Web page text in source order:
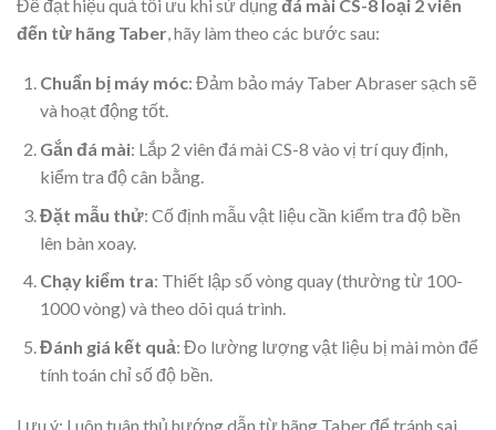
Để đạt hiệu quả tối ưu khi sử dụngđá mài CS-8 loại 2 viên
đến từ hãng Taber , hãy làm theo các bước sau:
Chuẩn bị máy móc: Đảm bảo máy Taber Abraser sạch sẽ
và hoạt động tốt.
Gắn đá mài: Lắp 2 viên đá mài CS-8 vào vị trí quy định,
kiểm tra độ cân bằng.
Đặt mẫu thử: Cố định mẫu vật liệu cần kiểm tra độ bền
lên bàn xoay.
Chạy kiểm tra: Thiết lập số vòng quay (thường từ 100-
1000 vòng) và theo dõi quá trình.
Đánh giá kết quả: Đo lường lượng vật liệu bị mài mòn để
tính toán chỉ số độ bền.
Lưu ý: Luôn tuân thủ hướng dẫn từ hãng Taber để tránh sai